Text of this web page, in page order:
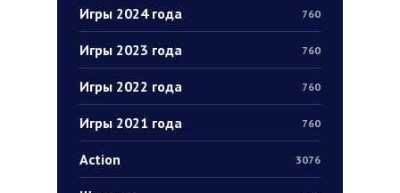
Игры 2024 года 760
Игры 2023 года 760
Игры 2022 года 760
Игры 2021 года 760
Action 3076